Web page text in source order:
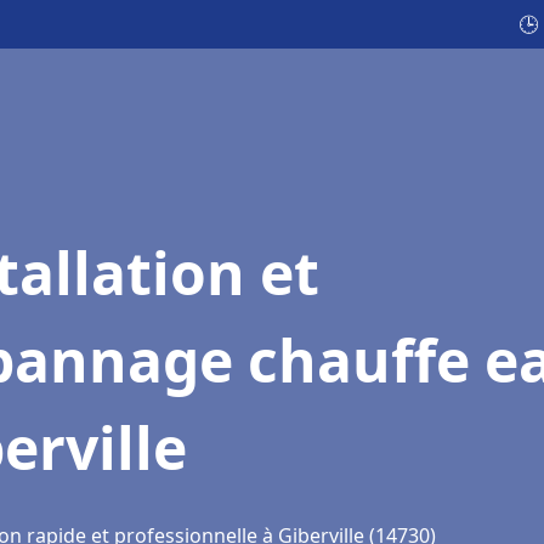
et
chauffe
rapide et professionnelle à Giberville (14730)